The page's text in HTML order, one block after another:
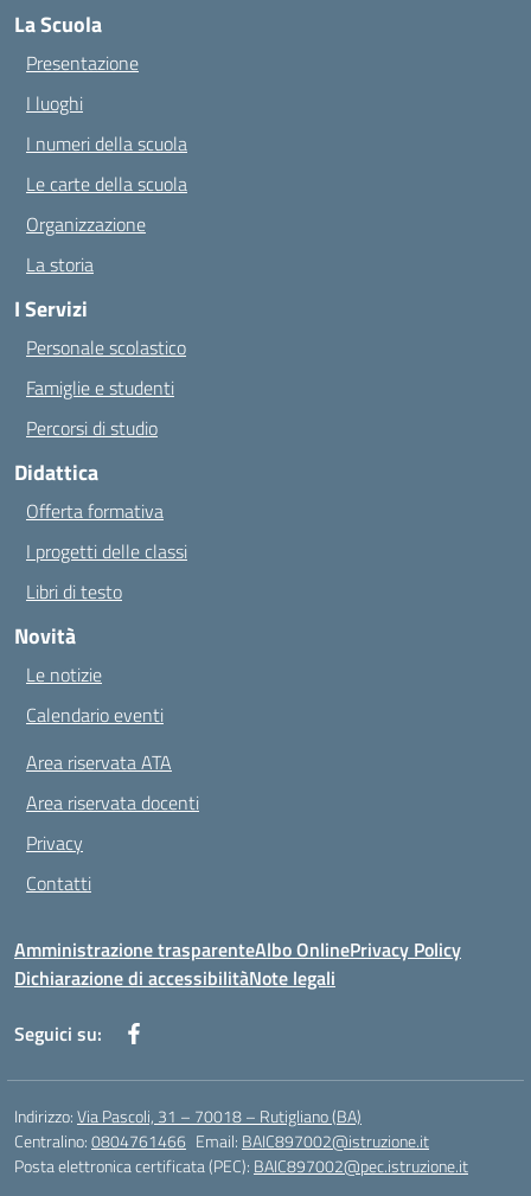
La Scuola
Presentazione
I luoghi
I numeri della scuola
Le carte della scuola
Organizzazione
La storia
I Servizi
Personale scolastico
Famiglie e studenti
Percorsi di studio
Didattica
Offerta formativa
I progetti delle classi
Libri di testo
Novità
Le notizie
Calendario eventi
Area riservata ATA
Area riservata docenti
Privacy
Contatti
Amministrazione trasparenteAlbo OnlinePrivacy Policy
Dichiarazione di accessibilitàNote legali
Seguici su:
Indirizzo:Via Pascoli, 31 – 70018 – Rutigliano (BA)
Centralino:0804761466 Email: BAIC897002@istruzione.it
Posta elettronica certificata (PEC): BAIC897002@pec.istruzione.it